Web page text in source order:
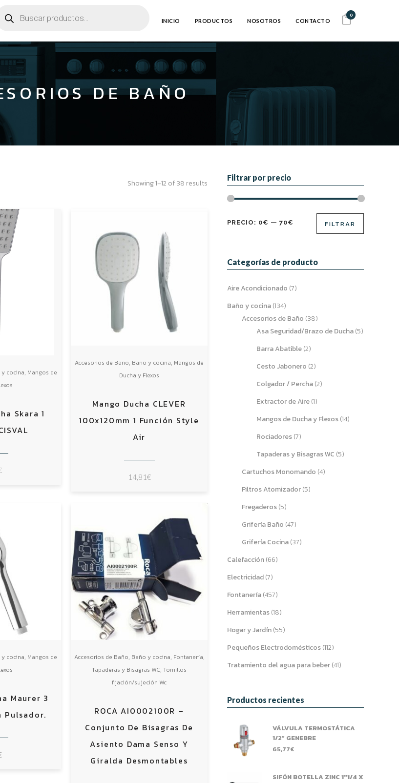
0
productos INICIO PRODUCTOS NOSOTROS CONTACTO
DE BAÑO
Showing 1–12 of 38 results
y cocina, Mangos de
Skara 1
Accesorios de Baño, Baño y cocina, Mangos de
Ducha y Flexos
Mango Ducha CLEVER
100x120mm 1 Función Style
Air
14,81€
y cocina, Mangos de
Maurer 3
Pulsador.
Accesorios de Baño, Baño y cocina, Fontanería,
Tapaderas y Bisagras WC, Tornillos
fijación/sujeción Wc
ROCA AI0002100R –
Conjunto De Bisagras De
Asiento Dama Senso Y
Giralda Desmontables
Filtrar por precio
Precio
Precio
FILTRAR
PRECIO: 0€ — 70€
Categorías de producto
Aire Acondicionado (7)
Baño y cocina(134)
Accesorios de Baño (38)
Asa Seguridad/Brazo de Ducha(5)
Barra Abatible(2)
Cesto Jabonero (2)
Colgador / Percha(2)
Extractor de Aire(1)
Mangos de Ducha y Flexos(14)
Rociadores(7)
Tapaderas y Bisagras WC (5)
Cartuchos Monomando (4)
Filtros Atomizador(5)
Fregaderos(5)
Grifería Baño (47)
Grifería Cocina(37)
Calefacción(66)
Electricidad(7)
Fontanería(457)
Herramientas(18)
Hogar y Jardín(55)
Pequeños Electrodomésticos(112)
Tratamiento del agua para beber(41)
Productos recientes
VÁLVULA TERMOSTÁTICA
1/2” GENEBRE
65,77€
SIFÓN BOTELLA ZINC 1"1/4 X